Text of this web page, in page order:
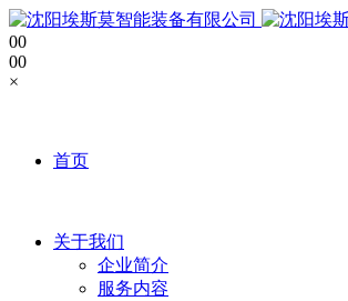
00
00
×
首页
关于我们
企业简介
服务内容